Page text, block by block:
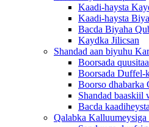
Kaadi-haysta
Kaadi-haysta
Bacda Biyaha
Kaydka Jilicsan
Shandad aan biyuhu
Boorsada
Boorsada Duffel-
Boorso dhabarka
Shandad baaskiil
Bacda
Qalabka